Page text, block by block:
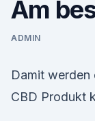
Am
ADMIN
Damit werden
CBD Produkt